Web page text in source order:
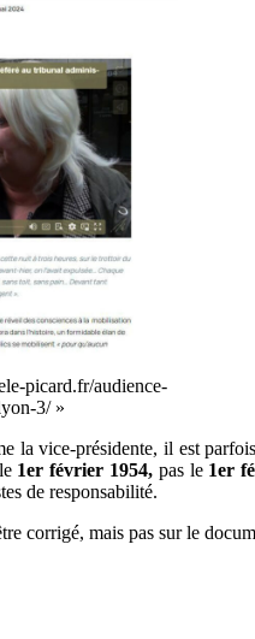
picard.fr/audience-
3/ »
la vice-présidente, il est
1er février 1954, pas le 1er
de responsabilité.
corrigé, mais pas sur le